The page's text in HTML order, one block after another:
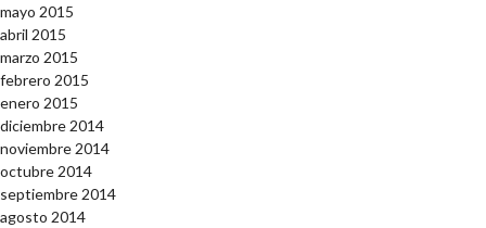
mayo 2015
abril 2015
marzo 2015
febrero 2015
enero 2015
diciembre 2014
noviembre 2014
octubre 2014
septiembre 2014
agosto 2014